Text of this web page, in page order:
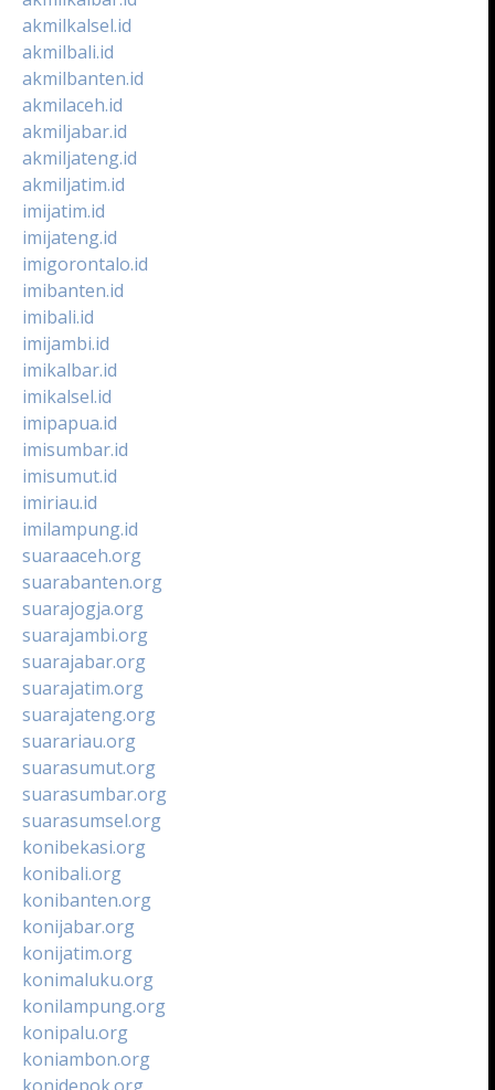
akmilkalsel.id
akmilbali.id
akmilbanten.id
akmilaceh.id
akmiljabar.id
akmiljateng.id
akmiljatim.id
imijatim.id
imijateng.id
imigorontalo.id
imibanten.id
imibali.id
imijambi.id
imikalbar.id
imikalsel.id
imipapua.id
imisumbar.id
imisumut.id
imiriau.id
imilampung.id
suaraaceh.org
suarabanten.org
suarajogja.org
suarajambi.org
suarajabar.org
suarajatim.org
suarajateng.org
suarariau.org
suarasumut.org
suarasumbar.org
suarasumsel.org
konibekasi.org
konibali.org
konibanten.org
konijabar.org
konijatim.org
konimaluku.org
konilampung.org
konipalu.org
koniambon.org